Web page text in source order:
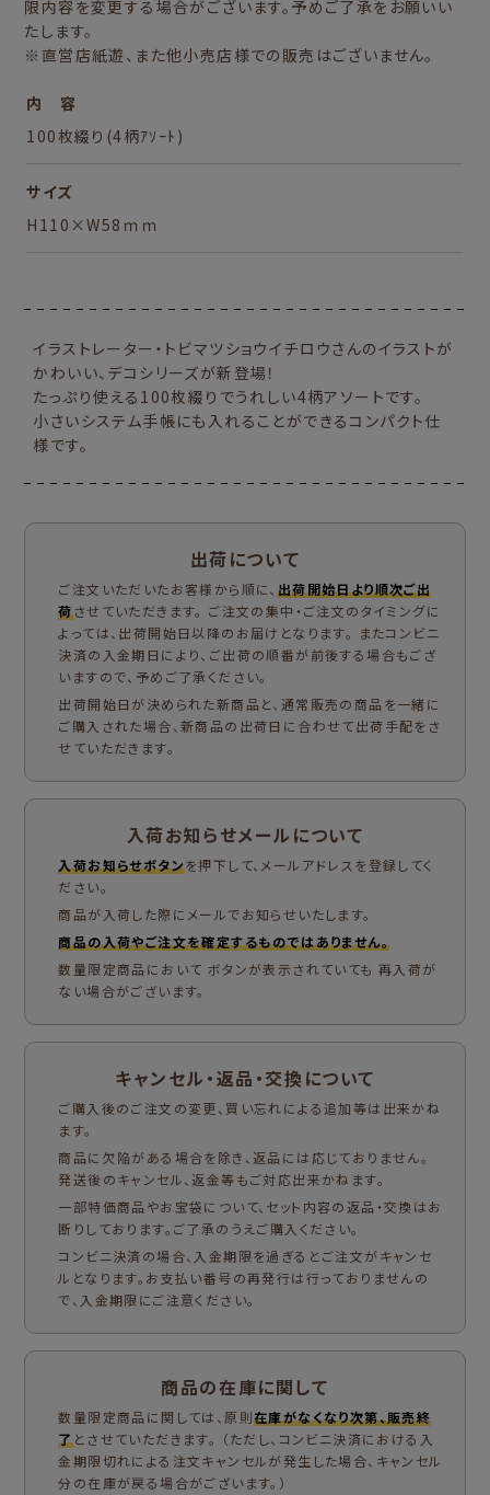
限内容を変更する場合がございます。予めご了承をお願いい
たします。
※直営店紙遊、また他小売店様での販売はございません。
内 容
100枚綴り(4柄ｱｿｰﾄ)
サイズ
H110×W58ｍｍ
イラストレーター・トビマツショウイチロウさんのイラストが
かわいい、デコシリーズが新登場！
たっぷり使える100枚綴りでうれしい4柄アソートです。
小さいシステム手帳にも入れることができるコンパクト仕
様です。
出荷について
ご注文いただいたお客様から順に、 出荷開始日より順次ご出
荷させていただきます。 ご注文の集中・ご注文のタイミングに
よっては、出荷開始日以降のお届けとなります。 またコンビニ
決済の入金期日により、ご出荷の順番が前後する場合もござ
いますので、予めご了承ください。
出荷開始日が決められた新商品と、通常販売の商品を一緒に
ご購入された場合、新商品の出荷日に合わせて出荷手配をさ
せていただきます。
入荷お知らせメールについて
入荷お知らせボタンを押下して、メールアドレスを登録してく
ださい。
商品が入荷した際にメールでお知らせいたします。
商品の入荷やご注文を確定するものではありません。
数量限定商品において ボタンが表示されていても 再入荷が
ない場合がございます。
キャンセル・返品・交換について
ご購入後のご注文の変更、買い忘れによる追加等は出来かね
ます。
商品に欠陥がある場合を除き、返品には応じておりません。
発送後のキャンセル、返金等もご対応出来かねます。
一部特価商品やお宝袋について、セット内容の返品・交換はお
断りしております。ご了承のうえご購入ください。
コンビニ決済の場合、入金期限を過ぎるとご注文がキャンセ
ルとなります。お支払い番号の再発行は行っておりませんの
で、入金期限にご注意ください。
商品の在庫に関して
数量限定商品に関しては、原則在庫がなくなり次第、販売終
了とさせていただきます。 （ただし、コンビニ決済における入
金期限切れによる注文キャンセルが発生した場合、キャンセル
分の在庫が戻る場合がございます。）